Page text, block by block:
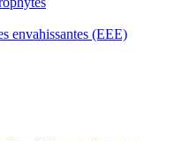
envahissantes (EEE)